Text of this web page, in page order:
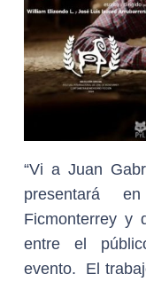
“Vi a Juan
presentará
Ficmonterrey y
entre el
evento. El